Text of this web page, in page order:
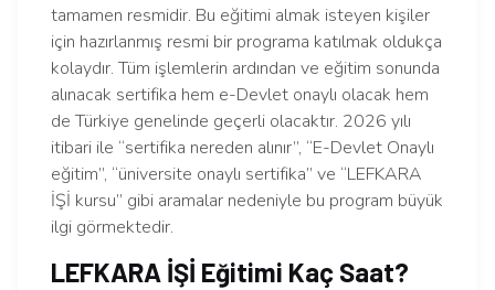
tamamen resmidir. Bu eğitimi almak isteyen kişiler
için hazırlanmış resmi bir programa katılmak oldukça
kolaydır. Tüm işlemlerin ardından ve eğitim sonunda
alınacak sertifika hem e-Devlet onaylı olacak hem
de Türkiye genelinde geçerli olacaktır. 2026 yılı
itibari ile “sertifika nereden alınır”, “E-Devlet Onaylı
eğitim”, “üniversite onaylı sertifika” ve “LEFKARA
İŞİ kursu” gibi aramalar nedeniyle bu program büyük
ilgi görmektedir.
LEFKARA İŞİ Eğitimi Kaç Saat?